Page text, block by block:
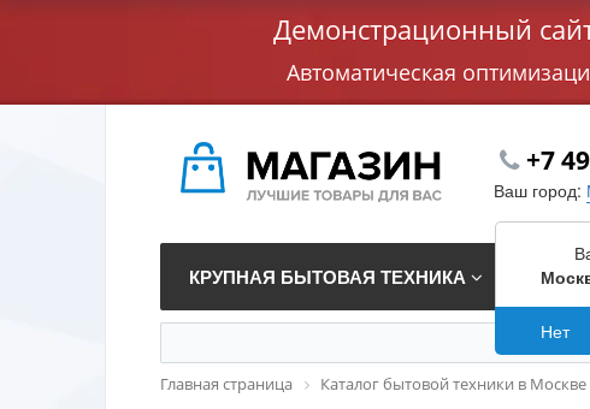
Демонстрационный
Автоматическая
+7
Ваш город:
КРУПНАЯ БЫТОВАЯ ТЕХНИКА
Главная страница Каталог бытовой техники в Москве
Нет